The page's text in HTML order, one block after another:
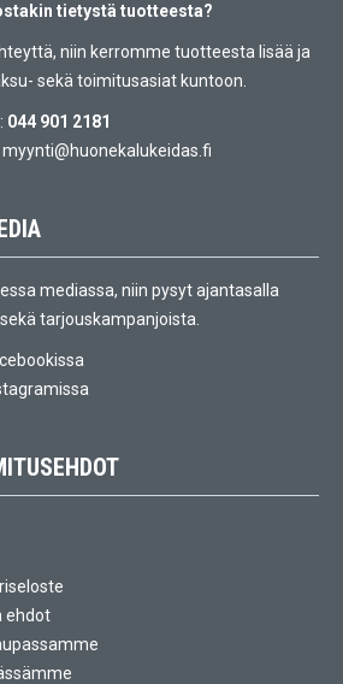
tietystä tuotteesta?
niin kerromme tuotteesta lisää ja
sekä toimitusasiat kuntoon.
044 901 2181
myynti@huonekalukeidas.fi
mediassa, niin pysyt ajantasalla
tarjouskampanjoista.
ehdot